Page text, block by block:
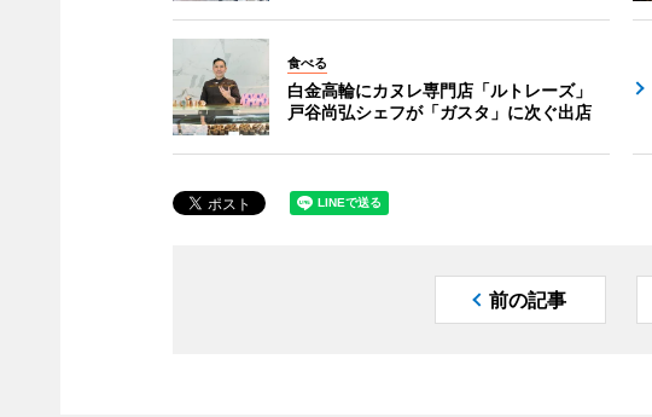
食べる
白金高輪にカヌレ専門店「ルトレーズ」
戸谷尚弘シェフが「ガスタ」に次ぐ出店
前の記事